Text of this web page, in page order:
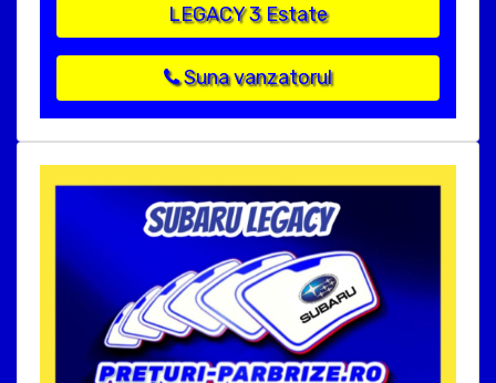
LEGACY 3 Estate
Suna vanzatorul